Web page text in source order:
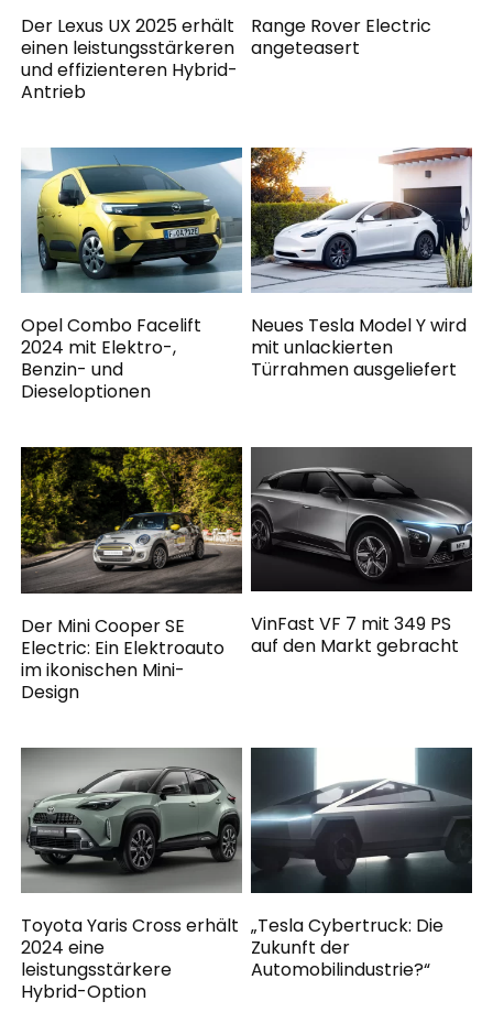
Der Lexus UX 2025 erhält
einen leistungsstärkeren
und effizienteren Hybrid-
Antrieb
Range Rover Electric
angeteasert
Opel Combo Facelift
2024 mit Elektro-,
Benzin- und
Dieseloptionen
Neues Tesla Model Y wird
mit unlackierten
Türrahmen ausgeliefert
Der Mini Cooper SE
Electric: Ein Elektroauto
im ikonischen Mini-
Design
VinFast VF 7 mit 349 PS
auf den Markt gebracht
Toyota Yaris Cross erhält
2024 eine
leistungsstärkere
Hybrid-Option
„Tesla Cybertruck: Die
Zukunft der
Automobilindustrie?“